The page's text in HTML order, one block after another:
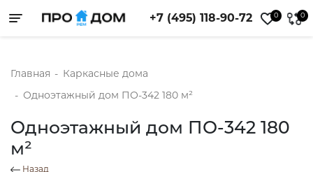
Toggle navigation +7 (495) 118-90-72 0 0
Главная - Каркасные дома
- Одноэтажный дом ПО-342 180 м²
Одноэтажный дом ПО-342 180
м²
Назад